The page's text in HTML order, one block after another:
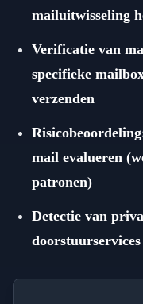
mailuitwisseling
Verificatie van
specifieke
verzenden
mail evalueren
patronen)
Detectie van